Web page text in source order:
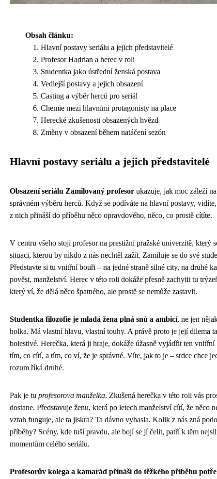
Obsah článku:
Hlavní postavy seriálu a jejich představitelé
Profesor Hadrian a herec v roli
Studentka jako ústřední ženská postava
Vedlejší postavy a jejich obsazení
Casting a výběr herců pro seriál
Chemie mezi hlavními protagonisty na place
Herecké zkušenosti obsazených hvězd
Změny v obsazení během natáčení sezón
Hlavní postavy seriálu a jejich představitelé
Obsazení seriálu Zamilovaný profesor ukazuje, jak moc záleží na
správném výběru herců. Když se podíváte na hlavní postavy,
z nich přináší do příběhu něco opravdového, něco, co prostě cítíte.
V centru všeho stojí profesor na prestižní pražské univerzitě, který
situaci, kterou by nikdo z nás nechtěl zažít. Zamiluje se do své
Představte si tu vnitřní bouři – na jedné straně silné city, na druhé
pověst, manželství. Herec v této roli dokáže přesně zachytit tu
který ví, že dělá něco špatného, ale prostě se nemůže zastavit.
Studentka filozofie je mladá žena plná snů a ambicí, ne jen
holka. Má vlastní hlavu, vlastní touhy. A právě proto je její dilema
bolestivé. Herečka, která ji hraje, dokáže úžasně vyjádřit ten vnitřní
tím, co cítí, a tím, co ví, že je správné. Víte, jak to je – srdce chce
rozum říká druhé.
Pak je tu profesorova manželka. Zkušená herečka v této roli vás
dostane. Představuje ženu, která po letech manželství cítí, že něco
vztah funguje, ale ta jiskra? Ta dávno vyhasla. Kolik z nás zná
příběhy? Scény, kde tuší pravdu, ale bojí se jí čelit, patří k těm
momentům celého seriálu.
Profesorův kolega a kamarád přináší do těžkého příběhu